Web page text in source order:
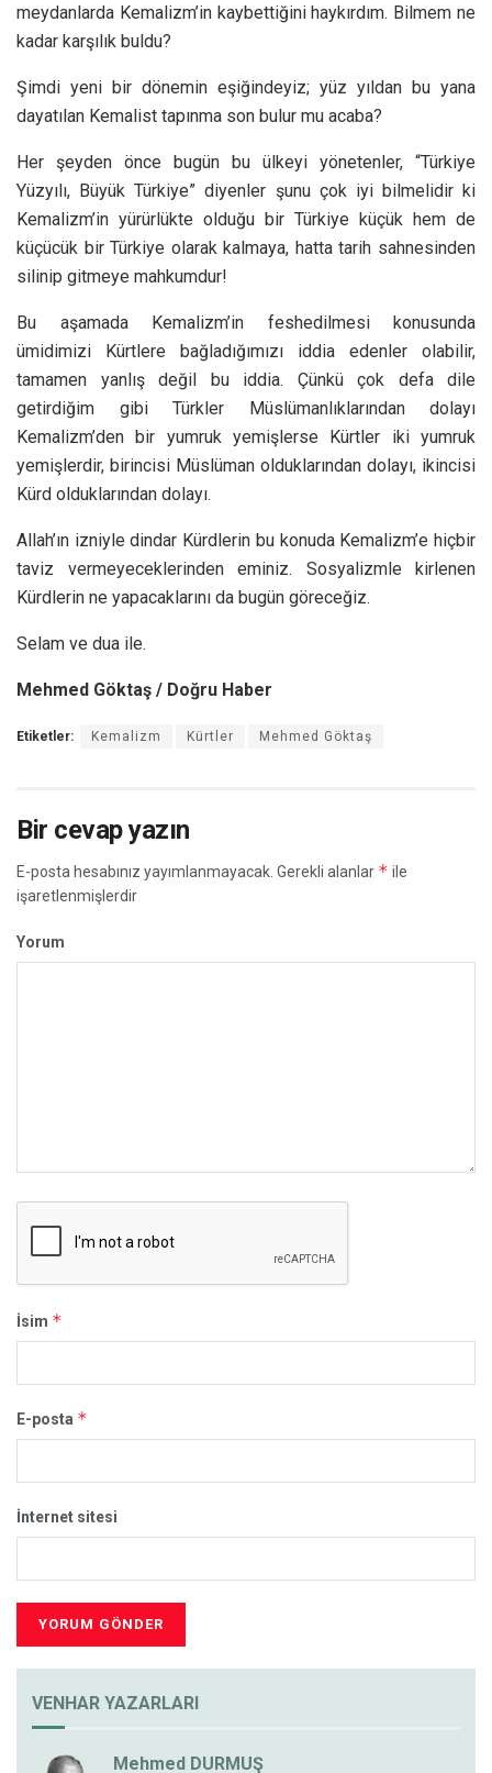
meydanlarda Kemalizm’in kaybettiğini haykırdım. Bilmem ne
kadar karşılık buldu?
Şimdi yeni bir dönemin eşiğindeyiz; yüz yıldan bu yana
dayatılan Kemalist tapınma son bulur mu acaba?
Her şeyden önce bugün bu ülkeyi yönetenler, “Türkiye
Yüzyılı, Büyük Türkiye” diyenler şunu çok iyi bilmelidir ki
Kemalizm’in yürürlükte olduğu bir Türkiye küçük hem de
küçücük bir Türkiye olarak kalmaya, hatta tarih sahnesinden
silinip gitmeye mahkumdur!
Bu aşamada Kemalizm’in feshedilmesi konusunda
ümidimizi Kürtlere bağladığımızı iddia edenler olabilir,
tamamen yanlış değil bu iddia. Çünkü çok defa dile
getirdiğim gibi Türkler Müslümanlıklarından dolayı
Kemalizm’den bir yumruk yemişlerse Kürtler iki yumruk
yemişlerdir, birincisi Müslüman olduklarından dolayı, ikincisi
Kürd olduklarından dolayı.
Allah’ın izniyle dindar Kürdlerin bu konuda Kemalizm’e hiçbir
taviz vermeyeceklerinden eminiz. Sosyalizmle kirlenen
Kürdlerin ne yapacaklarını da bugün göreceğiz.
Selam ve dua ile.
Mehmed Göktaş / Doğru Haber
Etiketler: Kemalizm Kürtler Mehmed Göktaş
Bir cevap yazın
E-posta hesabınız yayımlanmayacak. Gerekli alanlar * ile
işaretlenmişlerdir
Yorum
İsim *
E-posta *
İnternet sitesi
VENHAR YAZARLARI
Mehmed DURMUŞ